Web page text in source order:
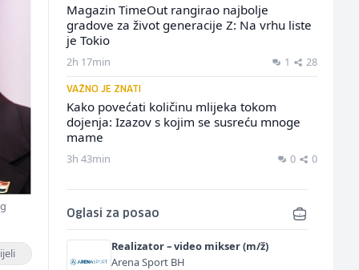
Magazin TimeOut rangirao najbolje
gradove za život generacije Z: Na vrhu liste
je Tokio
2h 17min 1 28
VAŽNO JE ZNATI
Kako povećati količinu mlijeka tokom
dojenja: Izazov s kojim se susreću mnoge
mame
3h 43min 0 0
Oglasi za posao
Realizator – video mikser (m/ž)
Arena Sport BH